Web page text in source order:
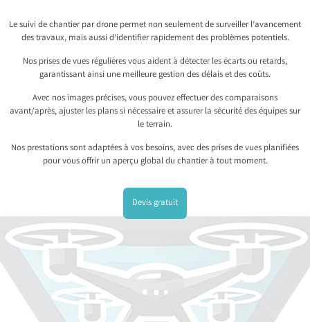
Le suivi de chantier par drone permet non seulement de surveiller l’avancement
des travaux, mais aussi d’identifier rapidement des problèmes potentiels.
Nos prises de vues régulières vous aident à détecter les écarts ou retards,
garantissant ainsi une meilleure gestion des délais et des coûts.
Avec nos images précises, vous pouvez effectuer des comparaisons
avant/après, ajuster les plans si nécessaire et assurer la sécurité des équipes sur
le terrain.
Nos prestations sont adaptées à vos besoins, avec des prises de vues planifiées
pour vous offrir un aperçu global du chantier à tout moment.
Devis gratuit